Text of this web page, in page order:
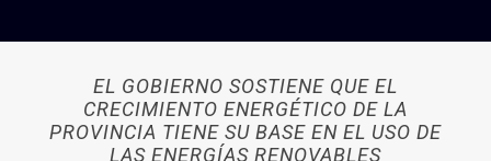
EL GOBIERNO SOSTIENE QUE EL
CRECIMIENTO ENERGÉTICO DE LA
PROVINCIA TIENE SU BASE EN EL USO DE
LAS ENERGÍAS RENOVABLES